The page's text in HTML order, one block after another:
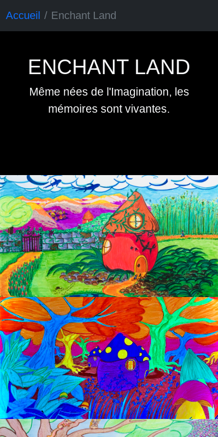
Accueil Enchant Land
ENCHANT LAND
Même nées de l'Imagination, les
mémoires sont vivantes.